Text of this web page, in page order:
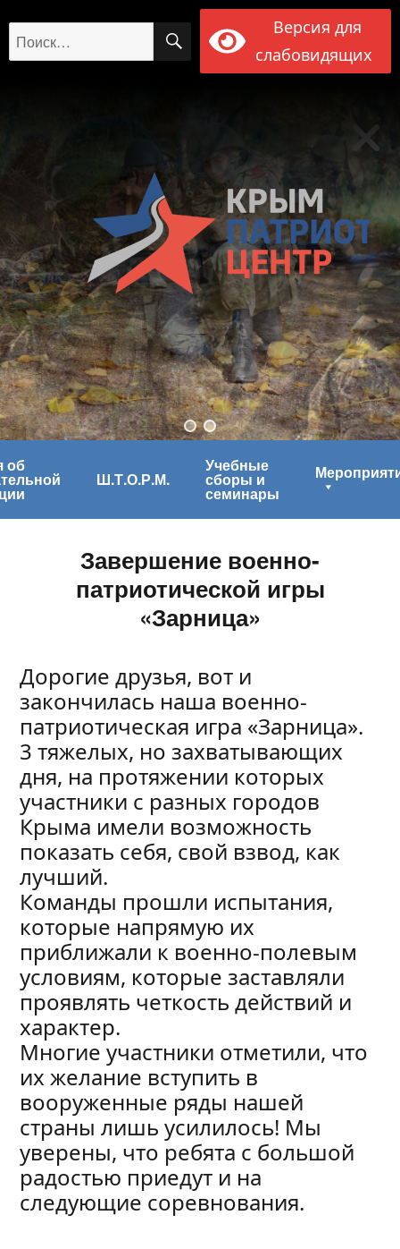
Искать: ПОИСК
Версия для
слабовидящих
об
Ш.Т.О.Р.М.
Учебные
сборы и
семинары
Завершение военно-
патриотической игры
«Зарница»
Дорогие друзья, вот и
закончилась наша военно-
патриотическая игра «Зарница».
3 тяжелых, но захватывающих
дня, на протяжении которых
участники с разных городов
Крыма имели возможность
показать себя, свой взвод, как
лучший.
Команды прошли испытания,
которые напрямую их
приближали к военно-полевым
условиям, которые заставляли
проявлять четкость действий и
характер.
Многие участники отметили, что
их желание вступить в
вооруженные ряды нашей
страны лишь усилилось! Мы
уверены, что ребята с большой
радостью приедут и на
следующие соревнования.